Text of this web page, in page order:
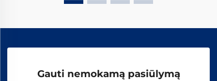
Gauti nemokamą pasiūlymą